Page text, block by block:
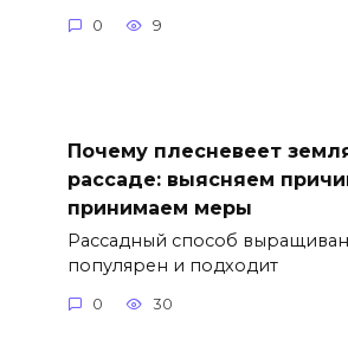
0 9
Почему плесневеет
рассаде: выясняем
принимаем меры
Рассадный способ
популярен и подходит
0 30